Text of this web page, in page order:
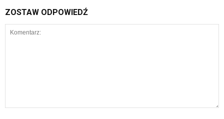
ZOSTAW ODPOWIEDŹ